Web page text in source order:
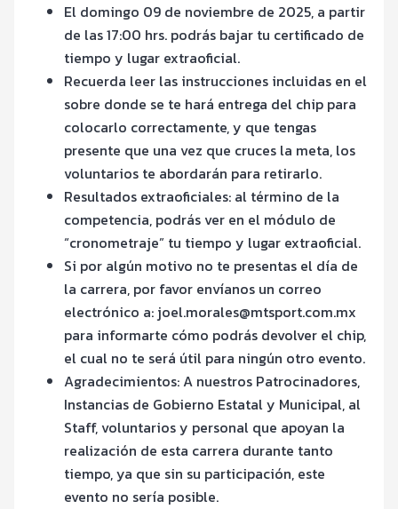
El domingo 09 de noviembre de 2025, a partir
de las 17:00 hrs. podrás bajar tu certificado de
tiempo y lugar extraoficial.
Recuerda leer las instrucciones incluidas en el
sobre donde se te hará entrega del chip para
colocarlo correctamente, y que tengas
presente que una vez que cruces la meta, los
voluntarios te abordarán para retirarlo.
Resultados extraoficiales: al término de la
competencia, podrás ver en el módulo de
“cronometraje” tu tiempo y lugar extraoficial.
Si por algún motivo no te presentas el día de
la carrera, por favor envíanos un correo
electrónico a: joel.morales@mtsport.com.mx
para informarte cómo podrás devolver el chip,
el cual no te será útil para ningún otro evento.
Agradecimientos: A nuestros Patrocinadores,
Instancias de Gobierno Estatal y Municipal, al
Staff, voluntarios y personal que apoyan la
realización de esta carrera durante tanto
tiempo, ya que sin su participación, este
evento no sería posible.